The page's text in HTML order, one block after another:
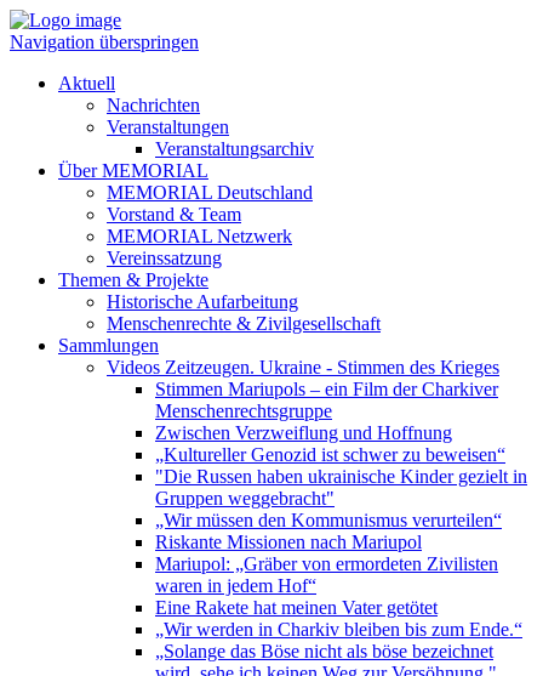
Navigation überspringen
Aktuell
Nachrichten
Veranstaltungen
Veranstaltungsarchiv
Über MEMORIAL
MEMORIAL Deutschland
Vorstand & Team
MEMORIAL Netzwerk
Vereinssatzung
Themen & Projekte
Historische Aufarbeitung
Menschenrechte & Zivilgesellschaft
Sammlungen
Videos Zeitzeugen. Ukraine - Stimmen des Krieges
Stimmen Mariupols – ein Film der Charkiver
Menschenrechtsgruppe
Zwischen Verzweiflung und Hoffnung
„Kultureller Genozid ist schwer zu beweisen“
"Die Russen haben ukrainische Kinder gezielt in
Gruppen weggebracht"
„Wir müssen den Kommunismus verurteilen“
Riskante Missionen nach Mariupol
Mariupol: „Gräber von ermordeten Zivilisten
waren in jedem Hof“
Eine Rakete hat meinen Vater getötet
„Wir werden in Charkiv bleiben bis zum Ende.“
„Solange das Böse nicht als böse bezeichnet